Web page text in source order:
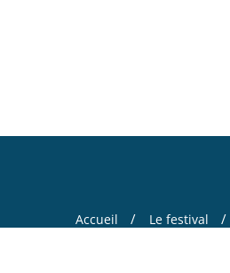
Accueil Le festival